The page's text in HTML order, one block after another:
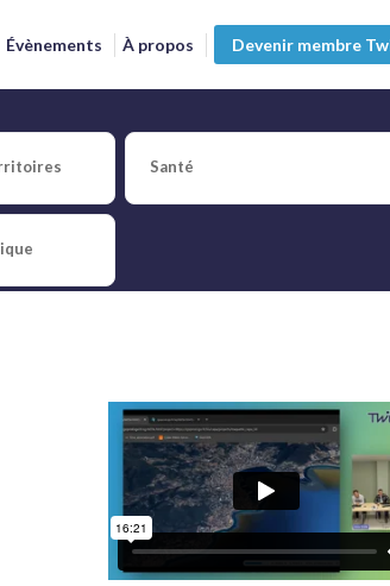
Évènements À propos Devenir membre
Julien Perelli
Santé